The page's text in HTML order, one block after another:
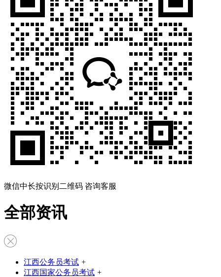
微信中长按识别二维码 咨询客服
全部资讯
江西公务员考试 +
江西国家公务员考试 +